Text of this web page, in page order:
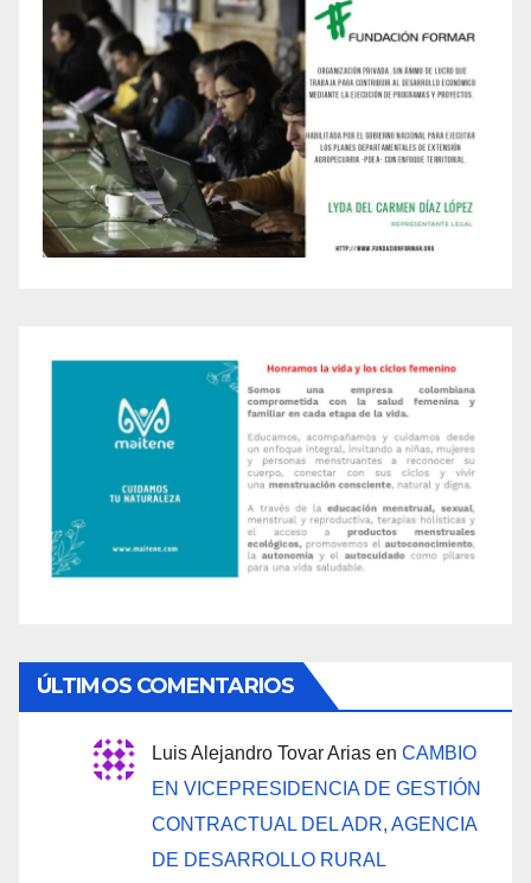
ÚLTIMOS COMENTARIOS
Luis Alejandro Tovar Arias en CAMBIO
EN VICEPRESIDENCIA DE GESTIÓN
CONTRACTUAL DEL ADR, AGENCIA
DE DESARROLLO RURAL